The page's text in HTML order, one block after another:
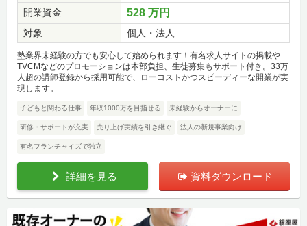
開業資金
528 万円
対象 個人・法人
塾業界未経験の方でも安心して始められます！有名求人サイトの掲載や
TVCMなどのプロモーションは本部負担、生徒募集もサポート付き。33万
人超の講師登録から採用可能で、ローコストかつスピーディーな開業が実
現します。
子どもと関わる仕事 年収1000万を目指せる 未経験からオーナーに
研修・サポートが充実 売り上げ実績を引き継ぐ 法人の新規事業向け
有名フランチャイズで独立
詳細を見る 資料ダウンロード